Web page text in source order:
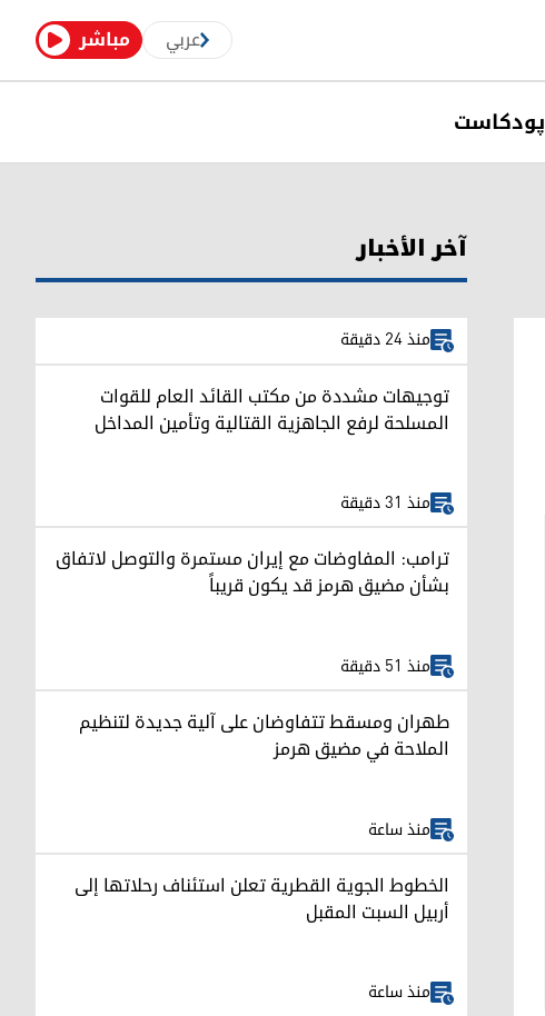
مباشر عربي
پودکاست
آخر الأخبار
منذ 24 دقيقة
توجيهات مشددة من مكتب القائد العام للقوات
المسلحة لرفع الجاهزية القتالية وتأمين المداخل
منذ 31 دقيقة
ترامب: المفاوضات مع إيران مستمرة والتوصل لاتفاق
بشأن مضيق هرمز قد يكون قريباً
منذ 51 دقيقة
طهران ومسقط تتفاوضان على آلية جديدة لتنظيم
الملاحة في مضيق هرمز
منذ ساعة
الخطوط الجوية القطرية تعلن استئناف رحلاتها إلى
أربيل السبت المقبل
منذ ساعة